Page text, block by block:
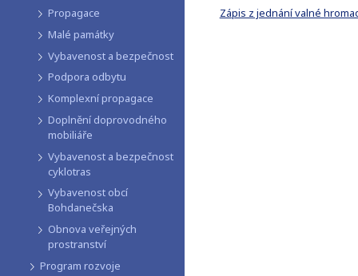
Propagace
Malé památky
Vybavenost a bezpečnost
Podpora odbytu
Komplexní propagace
Doplnění doprovodného
mobiliáře
Vybavenost a bezpečnost
cyklotras
Vybavenost obcí
Bohdanečska
Obnova veřejných
prostranství
Program rozvoje
Zápis z jednání valné